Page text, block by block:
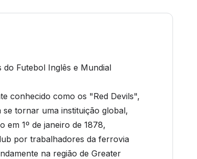
do Futebol Inglês e Mundial
conhecido como os "Red Devils",
tornar uma instituição global,
em 1º de janeiro de 1878,
por trabalhadores da ferrovia
na região de Greater